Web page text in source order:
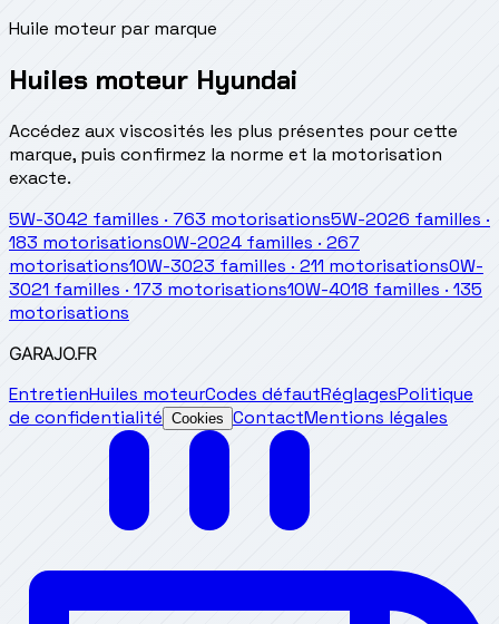
Huile moteur par marque
Huiles moteur Hyundai
Accédez aux viscosités les plus présentes pour cette
marque, puis confirmez la norme et la motorisation
exacte.
5W-3042 familles ·763 motorisations5W-2026 familles ·
183 motorisations0W-2024 familles ·267
motorisations10W-3023 familles · 211 motorisations0W-
3021 familles · 173 motorisations10W-4018 familles · 135
motorisations
GARAJO.FR
EntretienHuiles moteurCodes défautRéglagesPolitique
de confidentialité Cookies ContactMentions légales